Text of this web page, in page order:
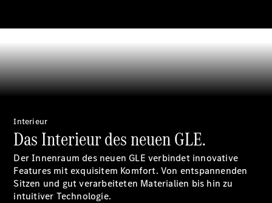
Übersicht
Reparatur
Service &
Garantie
Interieur
Das Interieur des neuen GLE.
Der Innenraum des neuen GLE verbindet innovative
Features mit exquisitem Komfort. Von entspannenden
Sitzen und gut verarbeiteten Materialien bis hin zu
intuitiver Technologie.